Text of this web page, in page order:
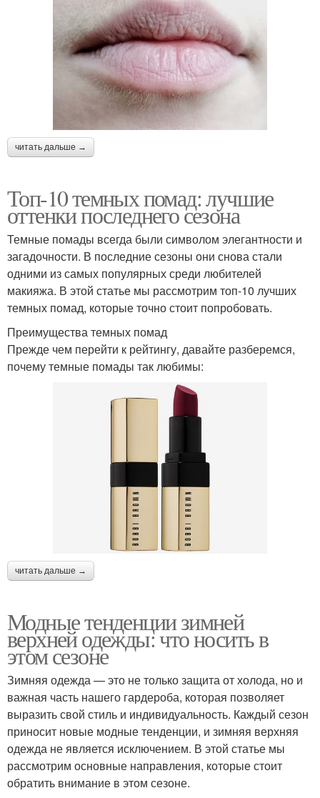
читать дальше →
Топ-10 темных помад: лучшие
оттенки последнего сезона
Темные помады всегда были символом элегантности и
загадочности. В последние сезоны они снова стали
одними из самых популярных среди любителей
макияжа. В этой статье мы рассмотрим топ-10 лучших
темных помад, которые точно стоит попробовать.
Преимущества темных помад
Прежде чем перейти к рейтингу, давайте разберемся,
почему темные помады так любимы:
читать дальше →
Модные тенденции зимней
верхней одежды: что носить в
этом сезоне
Зимняя одежда — это не только защита от холода, но и
важная часть нашего гардероба, которая позволяет
выразить свой стиль и индивидуальность. Каждый сезон
приносит новые модные тенденции, и зимняя верхняя
одежда не является исключением. В этой статье мы
рассмотрим основные направления, которые стоит
обратить внимание в этом сезоне.